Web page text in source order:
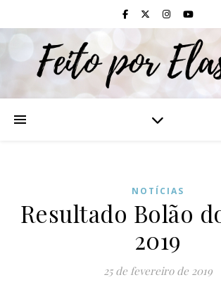
NOTÍCIAS
Resultado Bolão
2019
25 de fevereiro de 2019